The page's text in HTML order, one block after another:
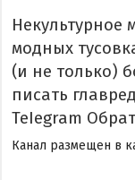
Некультурное
модных
(и не только)
писать
TeIegram
Канал размещен в